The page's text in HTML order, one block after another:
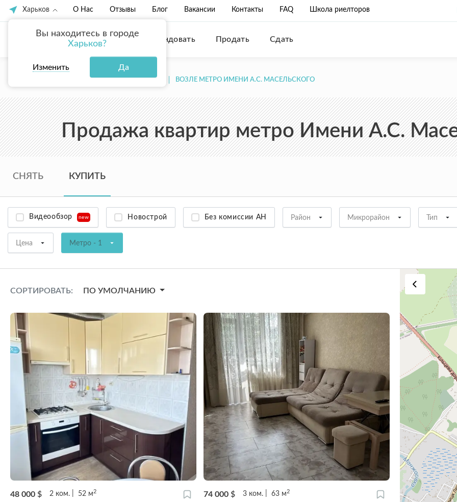
Харьков
Вы находитесь в городе
Харьков?
Изменить Да
О Нас Отзывы Блог Вакансии Контакты FAQ Школа риелторов
Купить Арендовать Продать Сдать
ПРОДАЖА КВАРТИР В ХАРЬКОВЕ ВОЗЛЕ МЕТРО ИМЕНИ А.С. МАСЕЛЬСКОГО
Продажа квартир метро Имени А.С.
СНЯТЬ КУПИТЬ
Видеообзор new Новострой Без комиссии АН Район Микрорайон Тип
Цена Метро - 1
СОРТИРОВАТЬ: ПО УМОЛЧАНИЮ
48 000 $ 2 ком. 52 м 2 74 000 $ 3 ком. 63 м 2